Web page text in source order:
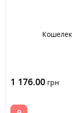
Кошелек
1 176.00 грн